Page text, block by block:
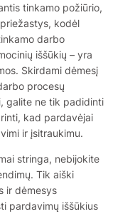
tinkamo požiūrio,
kodėl
darbo
iššūkių – yra
Skirdami dėmesį
procesų
galite ne tik padidinti
kad pardavėjai
ir įsitraukimu.
stringa, nebijokite
Tik aiški
ir dėmesys
pardavimų iššūkius